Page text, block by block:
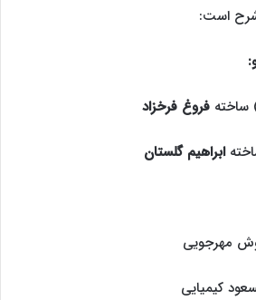
است:
فروغ فرخزاد
ابراهیم گلستان